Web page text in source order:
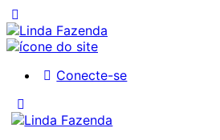
Conecte-se